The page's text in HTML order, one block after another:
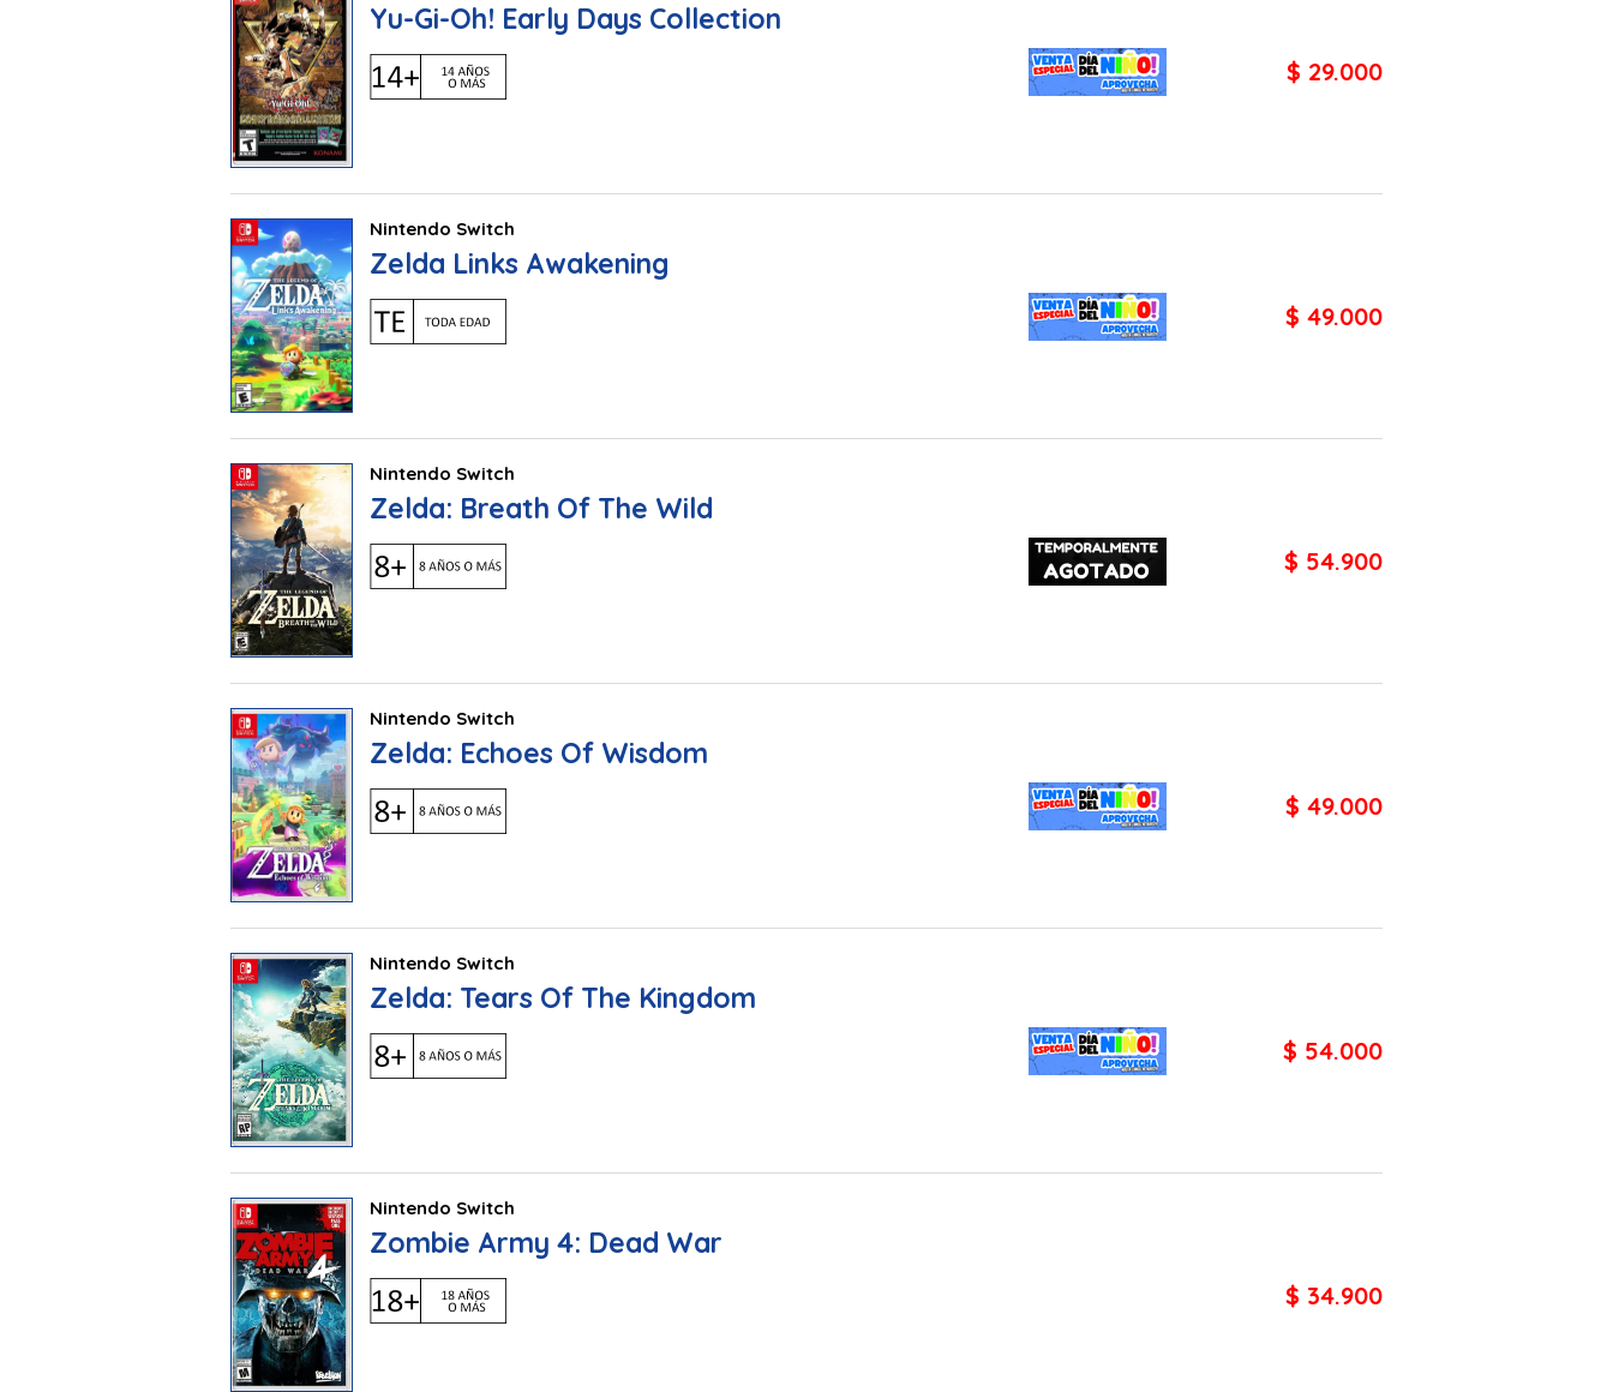
Yu-Gi-Oh! Early Days Collection
$ 29.000
Nintendo Switch
Zelda Links Awakening
$ 49.000
Nintendo Switch
Zelda: Breath Of The Wild
$ 54.900
Nintendo Switch
Zelda: Echoes Of Wisdom
$ 49.000
Nintendo Switch
Zelda: Tears Of The Kingdom
$ 54.000
Nintendo Switch
Zombie Army 4: Dead War
$ 34.900